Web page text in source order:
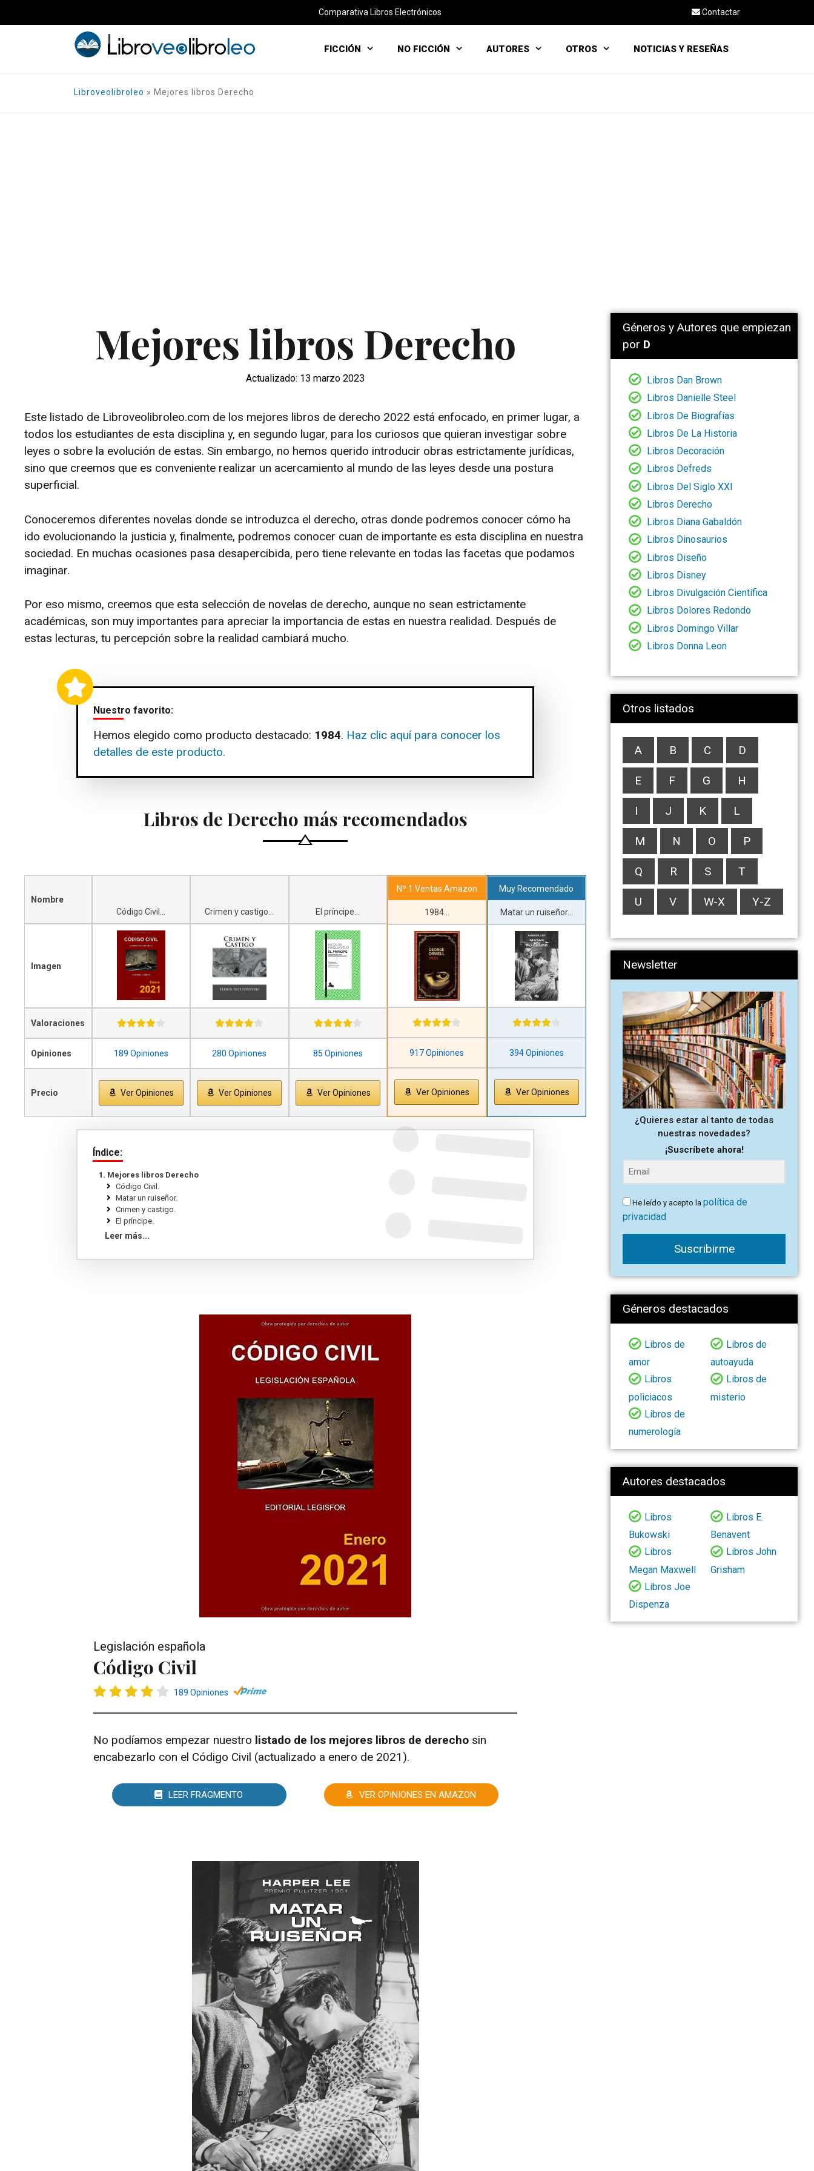
al
Comparativa Libros Electrónicos Contactar
FICCIÓN NO FICCIÓN AUTORES OTROS NOTICIAS Y RESEÑAS
Libroveolibroleo » Mejores libros Derecho
Mejores libros Derecho
Actualizado: 13 marzo 2023
Este listado de Libroveolibroleo.com de los mejores libros de derecho 2022 está enfocado, en primer lugar, a
todos los estudiantes de esta disciplina y, en segundo lugar, para los curiosos que quieran investigar sobre
leyes o sobre la evolución de estas. Sin embargo, no hemos querido introducir obras estrictamente jurídicas,
sino que creemos que es conveniente realizar un acercamiento al mundo de las leyes desde una postura
superficial.
Conoceremos diferentes novelas donde se introduzca el derecho, otras donde podremos conocer cómo ha
ido evolucionando la justicia y, finalmente, podremos conocer cuan de importante es esta disciplina en nuestra
sociedad. En muchas ocasiones pasa desapercibida, pero tiene relevante en todas las facetas que podamos
imaginar.
Por eso mismo, creemos que esta selección de novelas de derecho, aunque no sean estrictamente
académicas, son muy importantes para apreciar la importancia de estas en nuestra realidad. Después de
estas lecturas, tu percepción sobre la realidad cambiará mucho.
Nuestro favorito:
Hemos elegido como producto destacado: 1984. Haz clic aquí para conocer los
detalles de este producto.
Libros de Derecho más recomendados
Nombre
Imagen
Valoraciones
Opiniones
Precio
Código Civil...
189 Opiniones
Ver Opiniones
Crimen y castigo...
280 Opiniones
Ver Opiniones
El príncipe...
85 Opiniones
Ver Opiniones
Nº 1 Ventas Amazon
1984...
917 Opiniones
Ver Opiniones
Muy Recomendado
Matar un ruiseñor...
394 Opiniones
Ver Opiniones
Índice:
Mejores libros Derecho
Código Civil.
Matar un ruiseñor.
Crimen y castigo.
El príncipe.
A sangre fría.
Teoría pura del derecho.
Leer más...
Legislación española
Código Civil
189 Opiniones
No podíamos empezar nuestro listado de los mejores libros de derecho sin
encabezarlo con el Código Civil (actualizado a enero de 2021).
LEER FRAGMENTO VER OPINIONES EN AMAZON
Géneros y Autores que empiezan
por D
Libros Dan Brown
Libros Danielle Steel
Libros De Biografías
Libros De La Historia
Libros Decoración
Libros Defreds
Libros Del Siglo XXI
Libros Derecho
Libros Diana Gabaldón
Libros Dinosaurios
Libros Diseño
Libros Disney
Libros Divulgación Científica
Libros Dolores Redondo
Libros Domingo Villar
Libros Donna Leon
Otros listados
A B C D
E F G H
I J K L
M N O P
Q R S T
U V W-X Y-Z
Newsletter
¿Quieres estar al tanto de todas
nuestras novedades?
¡Suscríbete ahora!
He leído y acepto la política de
privacidad
Suscribirme
Géneros destacados
Libros de
amor
Libros de
autoayuda
Libros
policiacos
Libros de
misterio
Libros de
numerología
Autores destacados
Libros
Bukowski
Libros E.
Benavent
Libros
Megan Maxwell
Libros John
Grisham
Libros Joe
Dispenza